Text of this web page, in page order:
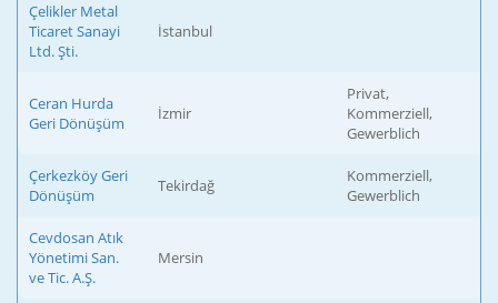
Çelikler Metal
Ticaret Sanayi
Ltd. Şti.
İstanbul
Ceran Hurda
Geri Dönüşüm
İzmir
Privat,
Kommerziell,
Gewerblich
Çerkezköy Geri
Dönüşüm
Tekirdağ
Kommerziell,
Gewerblich
Cevdosan Atık
Yönetimi San.
ve Tic. A.Ş.
Mersin